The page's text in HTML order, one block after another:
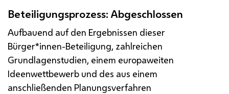
Beteiligungsprozess: Abgeschlossen
Aufbauend auf den Ergebnissen dieser
Bürger*innen-Beteiligung, zahlreichen
Grundlagenstudien, einem europaweiten
Ideenwettbewerb und des aus einem
anschließenden Planungsverfahren